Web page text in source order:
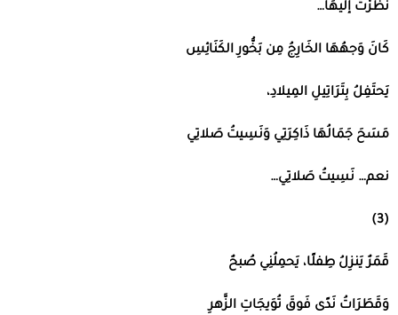
نَظَرْتُ إليهَا…
كَانَ وَجهُهَا الخَارِجُ مِن بَخُّورِ الكَنَائِسِ
يَحتَفِلُ بِتَرَاتِيلِ المِيلادِ،
مَسَحَ جَمَالُهَا ذَاكِرَتِي وَنَسِيتُ صَلاتِي
نعم… نَسِيتُ صَلاتِي…
(3)
قَمَرٌ يَنزِلُ طِفلًا، يَحمِلُنِي صُبحٌ
وَقَطَرَاتُ نَدًى فَوقَ تُوَيجَاتِ الزَّهرِ